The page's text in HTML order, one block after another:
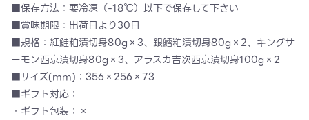
■保存方法：要冷凍（-18℃）以下で保存して下さい
■賞味期限：出荷日より30日
■規格：紅鮭粕漬切身80g×3、銀鱈粕漬切身80g×2、キングサ
ーモン西京漬切身80g×3、アラスカ吉次西京漬切身100g×2
■サイズ(mm)：356×256×73
■ギフト対応：
・ギフト包装：×